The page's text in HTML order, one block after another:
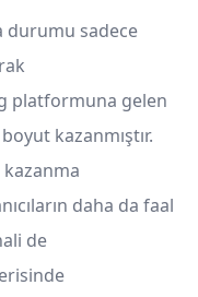
durumu sadece
platformuna gelen
kazanmıştır.
daha da faal
de